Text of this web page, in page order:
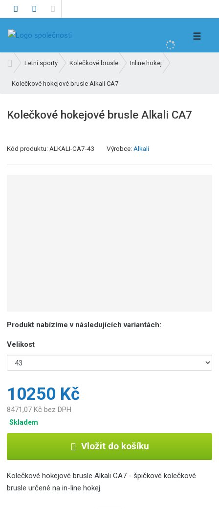
h
t
☰
v
o
í
r
Letní sporty Kolečkové brusle Inline hokej
Kolečkové hokejové brusle Alkali CA7
Kolečkové hokejové brusle Alkali CA7
Kód produktu: ALKALI-CA7-43 Výrobce: Alkali
Produkt nabízíme v následujících variantách:
Velikost
10250 Kč
8471,07 Kč bez DPH
Skladem
Vložit do košíku
Kolečkové hokejové brusle Alkali CA7 - špičkové kolečkové
brusle určené na in-line hokej.